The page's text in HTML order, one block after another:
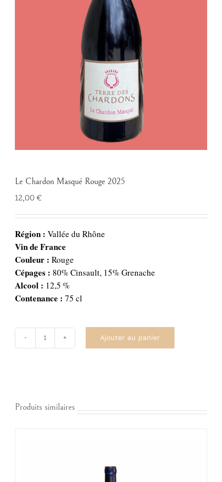
Le Chardon Masqué Rouge 2025
12,00 €
Région : Vallée du Rhône
Vin de France
Couleur : Rouge
Cépages : 80% Cinsault, 15% Grenache
Alcool : 12,5 %
Contenance : 75 cl
quantité
2025
Ajouter au panier
Produits similaires